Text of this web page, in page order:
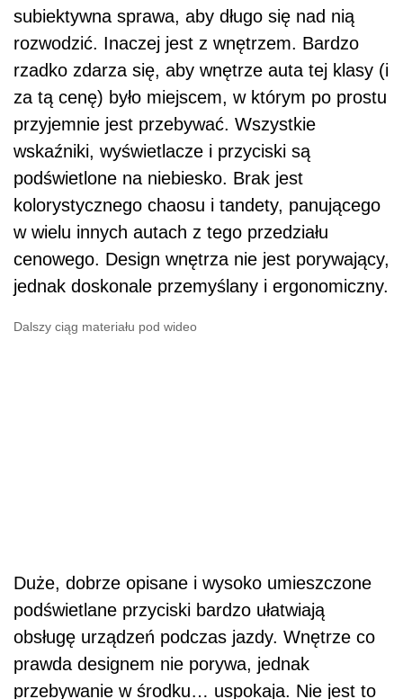
subiektywna sprawa, aby długo się nad nią
rozwodzić. Inaczej jest z wnętrzem. Bardzo
rzadko zdarza się, aby wnętrze auta tej klasy (i
za tą cenę) było miejscem, w którym po prostu
przyjemnie jest przebywać. Wszystkie
wskaźniki, wyświetlacze i przyciski są
podświetlone na niebiesko. Brak jest
kolorystycznego chaosu i tandety, panującego
w wielu innych autach z tego przedziału
cenowego. Design wnętrza nie jest porywający,
jednak doskonale przemyślany i ergonomiczny.
Dalszy ciąg materiału pod wideo
Duże, dobrze opisane i wysoko umieszczone
podświetlane przyciski bardzo ułatwiają
obsługę urządzeń podczas jazdy. Wnętrze co
prawda designem nie porywa, jednak
przebywanie w środku… uspokaja. Nie jest to